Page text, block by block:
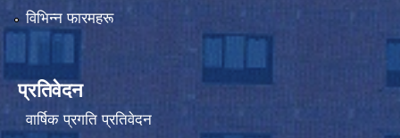
विभिन्न फारमहरू
प्रतिवेदन
वार्षिक प्रगति प्रतिवेदन